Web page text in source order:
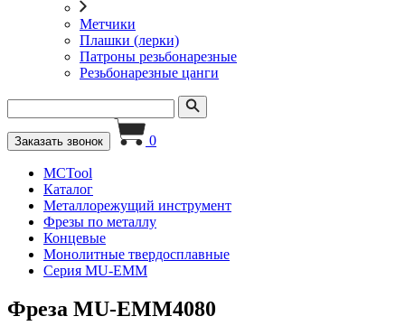
Метчики
Плашки (лерки)
Патроны резьбонарезные
Резьбонарезные цанги
Заказать звонок 0
MCTool
Каталог
Металлорежущий инструмент
Фрезы по металлу
Концевые
Монолитные твердосплавные
Серия MU-EMM
Фреза MU-EMM4080